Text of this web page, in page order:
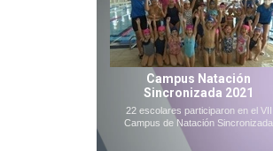
Campus Natación
Sincronizada 2021
22 escolares participaron en el VII
Campus de Natación Sincronizada